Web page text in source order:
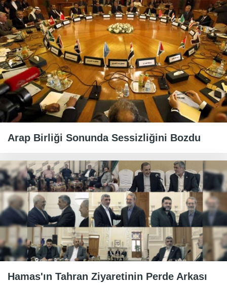
Arap Birliği Sonunda Sessizliğini Bozdu
Hamas'ın Tahran Ziyaretinin Perde Arkası